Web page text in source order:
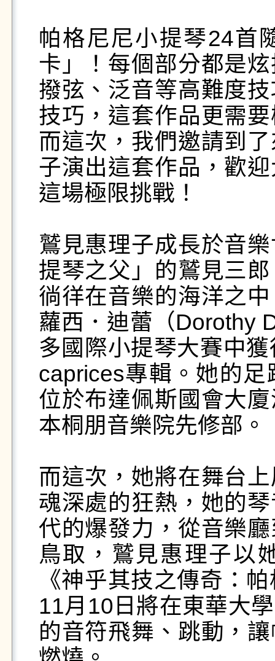
帕格尼尼小提琴24首
卡」！每個部分都是
撥弦、泛音等高難度
技巧，這套作品更需
而這次，我們邀請到
子演出這套作品，歡
這場極限挑戰！
鷲見惠理子成長於音
提琴之父」的鷲見三
徜徉在音樂的海洋之
蘿西．迪蕾（Dorothy
多國際小提琴大賽中
caprices專輯。她的
位於布達佩斯國會大
本桐朋音樂院先修部。
而這次，她將在舞台
魂深處的狂熱，她的
代的爆發力，從音樂
鳥取，鷲見惠理子以
《神乎其技之傳奇：
11月10日將在東華大
的音符飛舞、跳動，